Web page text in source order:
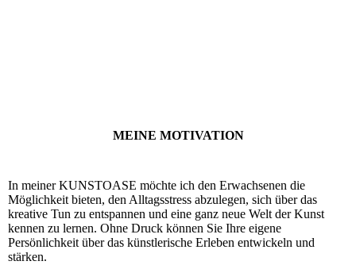
MEINE MOTIVATION
In meiner KUNSTOASE möchte ich den Erwachsenen die
Möglichkeit bieten, den Alltagsstress abzulegen, sich über das
kreative Tun zu entspannen und eine ganz neue Welt der Kunst
kennen zu lernen. Ohne Druck können Sie Ihre eigene
Persönlichkeit über das künstlerische Erleben entwickeln und
stärken.